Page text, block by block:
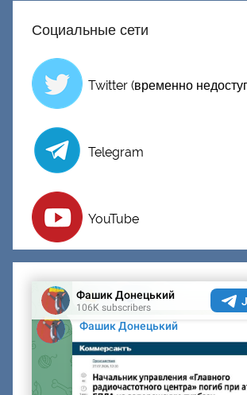
Социальные сети
Twitter (временно
Telegram
YouTube